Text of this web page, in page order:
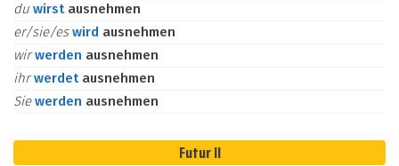
du wirst ausnehmen
er/sie/eswird ausnehmen
wirwerden ausnehmen
ihrwerdet ausnehmen
Siewerden ausnehmen
Futur II